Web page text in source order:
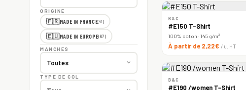
ORIGINE
🇫🇷MADE IN FRANCE(41)
🇪🇺MADE IN EUROPE(67)
MANCHES
TYPE DE COL
B&C
#E150 T-Shirt
100% coton · 145 g/m²
À partir de 2,22€ / u. HT
B&C
#E190 /women T-Shirt